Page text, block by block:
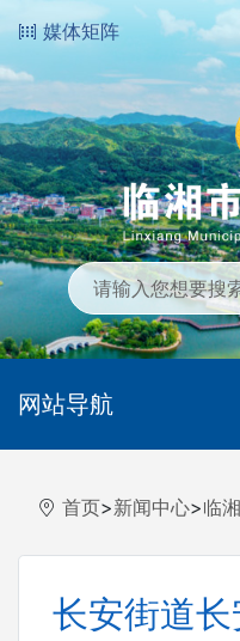
媒体矩阵
网站导航
首页>新闻中心>临
长安街道